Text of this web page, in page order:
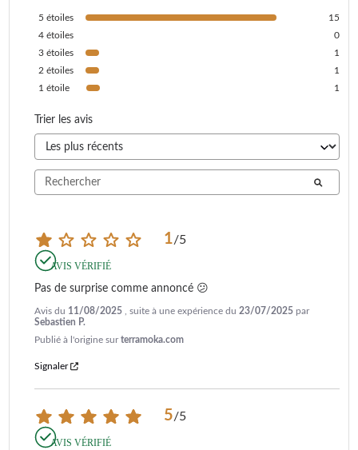
5 étoiles
15
4 étoiles
0
3 étoiles
1
2 étoiles
1
1 étoile 1
Trier les avis
1/5
AVIS VÉRIFIÉ
Pas de surprise comme annoncé 😕
Avis du 11/08/2025 , suite à une expérience du 23/07/2025 par
Sebastien P.
Publié à l'origine surterramoka.com
Signaler
5/5
AVIS VÉRIFIÉ